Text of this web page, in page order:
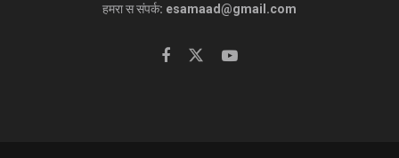
हमरा स संपर्क: esamaad@gmail.com